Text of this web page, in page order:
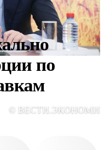
по
©